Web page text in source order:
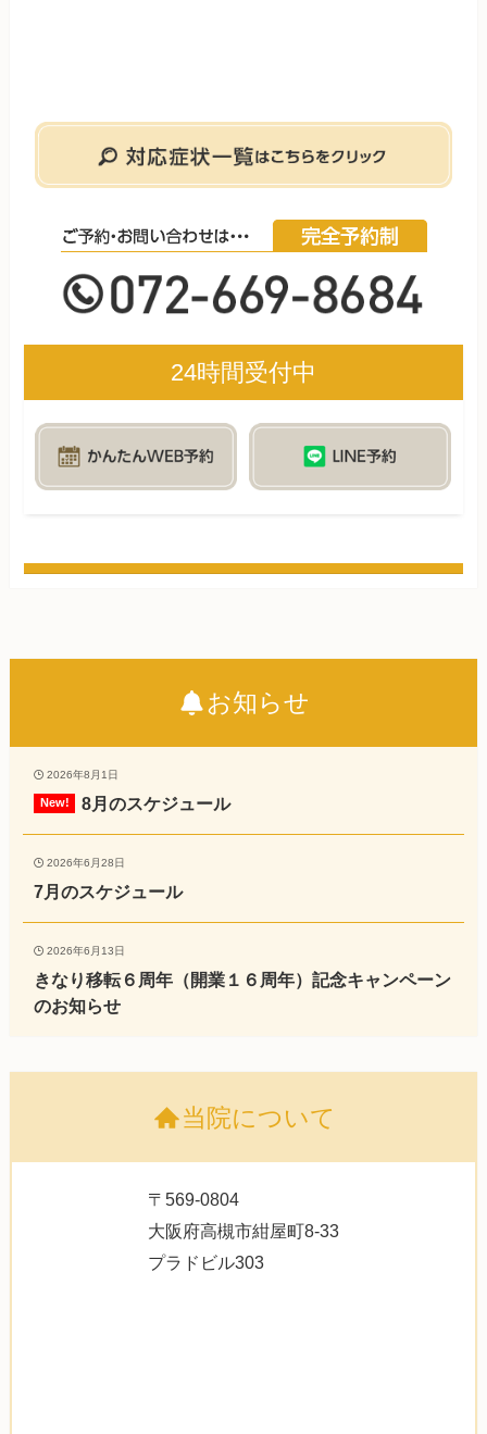
24時間受付中
お知らせ
2026年8月1日
8月のスケジュール
2026年6月28日
7月のスケジュール
2026年6月13日
きなり移転６周年（開業１６周年）記念キャンペーン
のお知らせ
当院について
〒569-0804
大阪府高槻市紺屋町8-33
プラドビル303